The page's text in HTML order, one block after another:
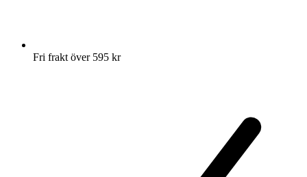
Fri frakt över 595 kr